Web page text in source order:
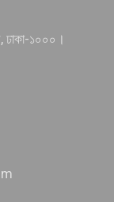
ঢাকা-১০০০।